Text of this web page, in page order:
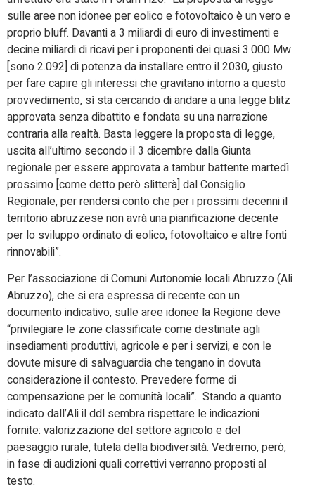
sulle aree non idonee per eolico e fotovoltaico è un vero e
proprio bluff. Davanti a 3 miliardi di euro di investimenti e
decine miliardi di ricavi per i proponenti dei quasi 3.000 Mw
[sono 2.092] di potenza da installare entro il 2030, giusto
per fare capire gli interessi che gravitano intorno a questo
provvedimento, sì sta cercando di andare a una legge blitz
approvata senza dibattito e fondata su una narrazione
contraria alla realtà. Basta leggere la proposta di legge,
uscita all’ultimo secondo il 3 dicembre dalla Giunta
regionale per essere approvata a tambur battente martedì
prossimo [come detto però slitterà] dal Consiglio
Regionale, per rendersi conto che per i prossimi decenni il
territorio abruzzese non avrà una pianificazione decente
per lo sviluppo ordinato di eolico, fotovoltaico e altre fonti
rinnovabili”.
Per l’associazione di Comuni Autonomie locali Abruzzo (Ali
Abruzzo), che si era espressa di recente con un
documento indicativo, sulle aree idonee la Regione deve
“privilegiare le zone classificate come destinate agli
insediamenti produttivi, agricole e per i servizi, e con le
dovute misure di salvaguardia che tengano in dovuta
considerazione il contesto. Prevedere forme di
compensazione per le comunità locali”. Stando a quanto
indicato dall’Ali il ddl sembra rispettare le indicazioni
fornite: valorizzazione del settore agricolo e del
paesaggio rurale, tutela della biodiversità. Vedremo, però,
in fase di audizioni quali correttivi verranno proposti al
testo.